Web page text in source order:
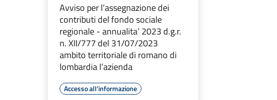
Avviso per l’assegnazione dei
contributi del fondo sociale
regionale - annualita’ 2023 d.g.r.
n. XII/777 del 31/07/2023
ambito territoriale di romano di
lombardia l’azienda
Accesso all'informazione